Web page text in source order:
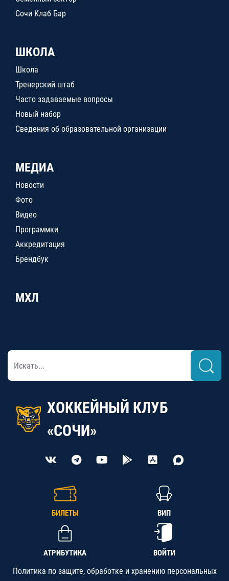
Сочи Клаб Бар
ШКОЛА
Школа
Тренерский штаб
Часто задаваемые вопросы
Новый набор
Сведения об образовательной организации
МЕДИА
Новости
Фото
Видео
Программки
Аккредитация
Брендбук
МХЛ
ХОККЕЙНЫЙ КЛУБ
«СОЧИ»
БИЛЕТЫ ВИП
АТРИБУТИКА ВОЙТИ
Политика по защите, обработке и хранению персональных